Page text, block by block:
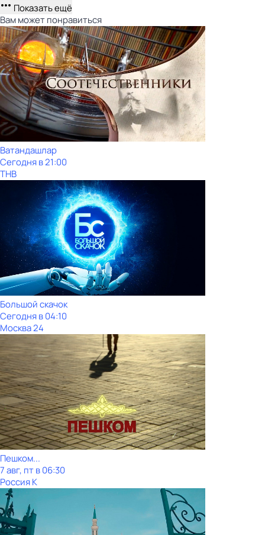
Показать ещё
Вам может понравиться
Ватандашлар
Сегодня в 21:00
ТНВ
Большой скачок
Сегодня в 04:10
Москва 24
Пешком...
7 авг, пт в 06:30
Россия К